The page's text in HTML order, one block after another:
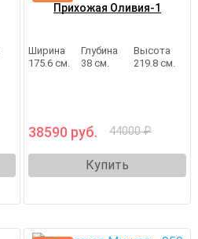
Прихожая Оливия-1
Ширина
175.6 см.
Глубина
38 см.
Высота
219.8 см.
38590 руб. 44000 ₽
Купить